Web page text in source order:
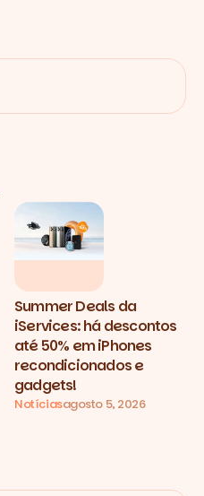
Summer Deals da
iServices: há descontos
até 50% em iPhones
recondicionados e
gadgets!
Notíciasagosto 5, 2026